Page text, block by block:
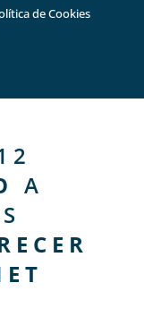
de Cookies
A